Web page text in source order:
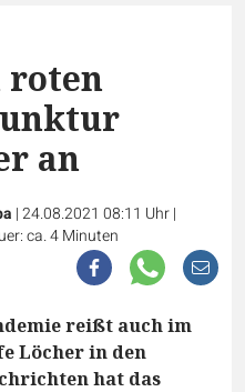
roten
an
|24.08.2021 08:11 Uhr|
ca. 4 Minuten
reißt auch im
Löcher in den
hat das